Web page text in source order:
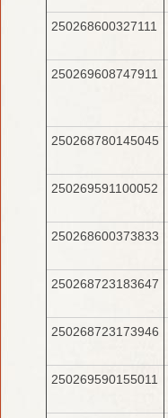
250268600327111
250269608747911
250268780145045
250269591100052
250268600373833
250268723183647
250268723173946
250269590155011